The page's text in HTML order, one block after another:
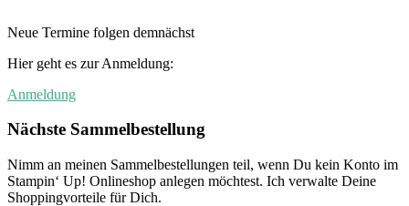
Neue Termine folgen demnächst
Hier geht es zur Anmeldung:
Anmeldung
Nächste Sammelbestellung
Nimm an meinen Sammelbestellungen teil, wenn Du kein Konto im
Stampin‘ Up! Onlineshop anlegen möchtest. Ich verwalte Deine
Shoppingvorteile für Dich.